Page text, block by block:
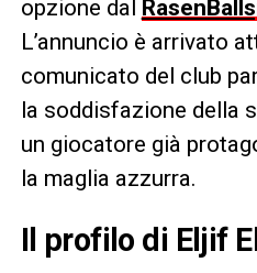
opzione dal
L’annuncio è arrivato
comunicato del club
la soddisfazione della
un giocatore già
la maglia azzurra.
Il profilo di Eljif